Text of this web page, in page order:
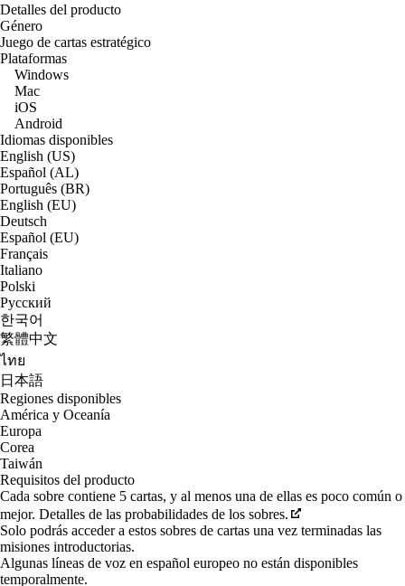
Detalles del producto
Género
Juego de cartas estratégico
Plataformas
Windows
Mac
iOS
Android
Idiomas disponibles
English (US)
Español (AL)
Português (BR)
English (EU)
Deutsch
Español (EU)
Français
Italiano
Polski
Русский
한국어
繁體中文
ไทย
日本語
Regiones disponibles
América y Oceanía
Europa
Corea
Taiwán
Requisitos del producto
Cada sobre contiene 5 cartas, y al menos una de ellas es poco común o
mejor. Detalles de las probabilidades de los sobres.
Solo podrás acceder a estos sobres de cartas una vez terminadas las
misiones introductorias.
Algunas líneas de voz en español europeo no están disponibles
temporalmente.